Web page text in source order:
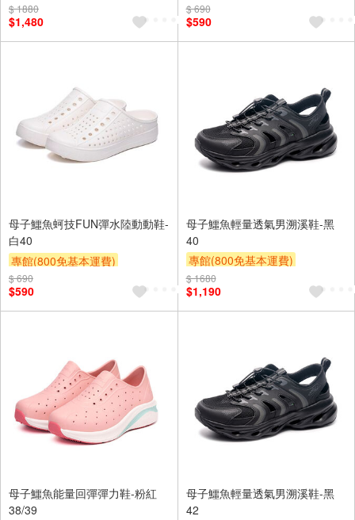
$ 1880
$1,480
滿額9折
$ 690
$590
母子鱷魚蚵技FUN彈水陸動動鞋-
白40
專館(800免基本運費)
滿額9折
$ 690
$590
母子鱷魚輕量透氣男溯溪鞋-黑
40
專館(800免基本運費)
滿額9折
$ 1680
$1,190
母子鱷魚能量回彈彈力鞋-粉紅
38/39
母子鱷魚輕量透氣男溯溪鞋-黑
42